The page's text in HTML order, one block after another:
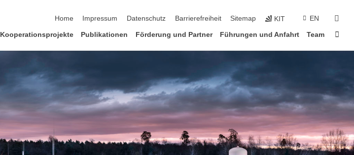
Home
Impressum Datenschutz Barrierefreiheit Sitemap KIT EN
Kooperationsprojekte Publikationen Förderung und Partner Führungen und Anfahrt Team